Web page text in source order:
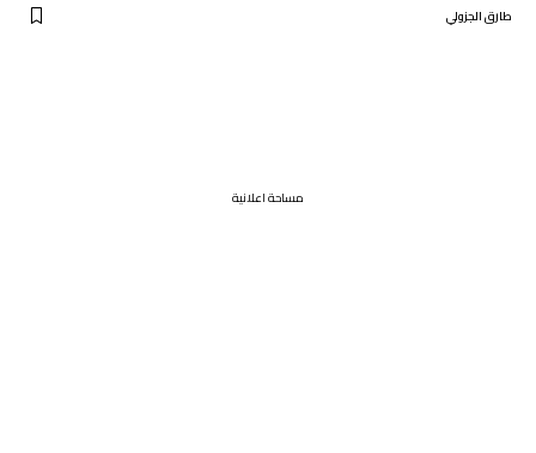
طارق الجزولي
مساحة اعلانية